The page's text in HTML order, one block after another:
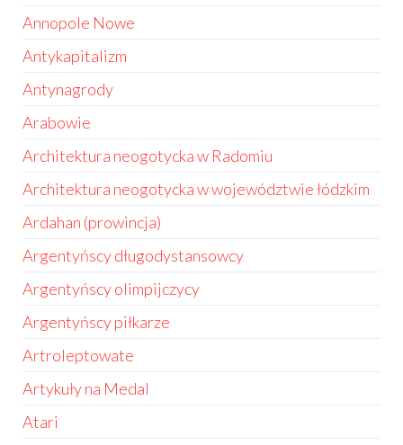
Annopole Nowe
Antykapitalizm
Antynagrody
Arabowie
Architektura neogotycka w Radomiu
Architektura neogotycka w województwie łódzkim
Ardahan (prowincja)
Argentyńscy długodystansowcy
Argentyńscy olimpijczycy
Argentyńscy piłkarze
Artroleptowate
Artykuły na Medal
Atari